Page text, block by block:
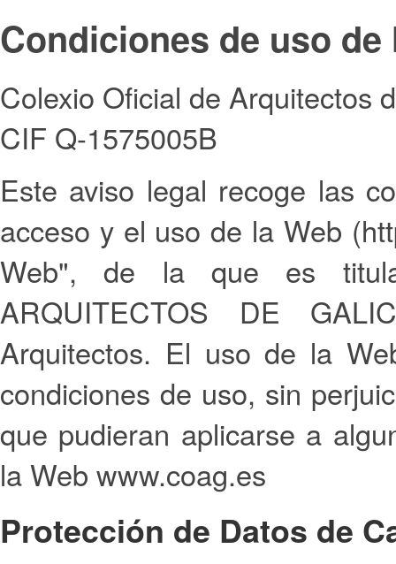
Condiciones de uso de
Colexio Oficial de Arquitectos
CIF Q-1575005B
Este aviso legal recoge las
acceso y el uso de la Web
Web", de la que es
ARQUITECTOS DE
Arquitectos. El uso de la
condiciones de uso, sin
que pudieran aplicarse a
la Web www.coag.es
Protección de Datos de